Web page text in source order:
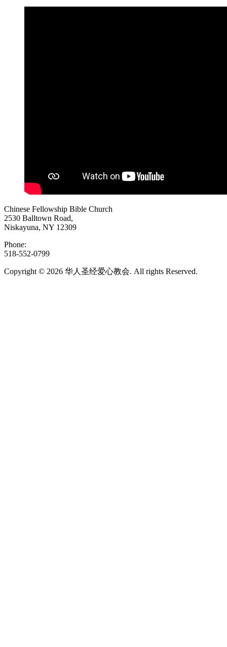
Chinese Fellowship Bible Church
2530 Balltown Road,
Niskayuna, NY 12309
Phone:
518-552-0799
Copyright © 2026 华人圣经爱心教会. All rights Reserved.